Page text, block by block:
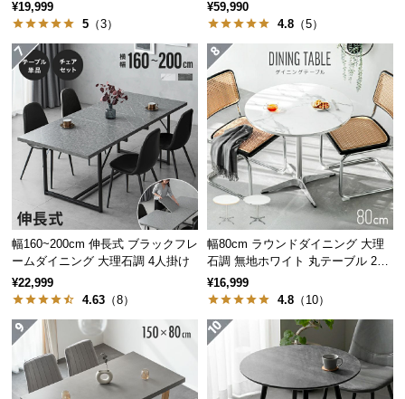
規
約
に
つ
い
て
サ
ポ
ー
ト
お
¥19,999
5 （3）
¥59,990
4.8 （5）
幅160~200cm 伸長式 ブラックフレ
ームダイニング 大理石調 4人掛け
¥22,999
4.63 （8）
幅80cm ラウンドダイニング 大理
石調 無地ホワイト 丸テーブル 2人
掛け
¥16,999
4.8 （10）